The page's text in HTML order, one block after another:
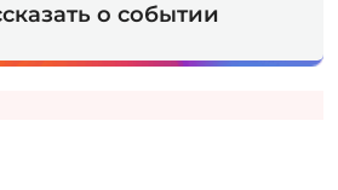
о событии